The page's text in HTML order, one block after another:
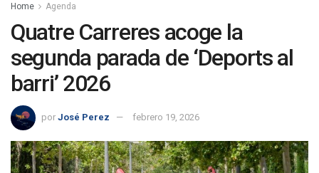
Home Agenda
Quatre Carreres acoge la
segunda parada de ‘Deports al
barri’ 2026
por José Perez febrero 19, 2026